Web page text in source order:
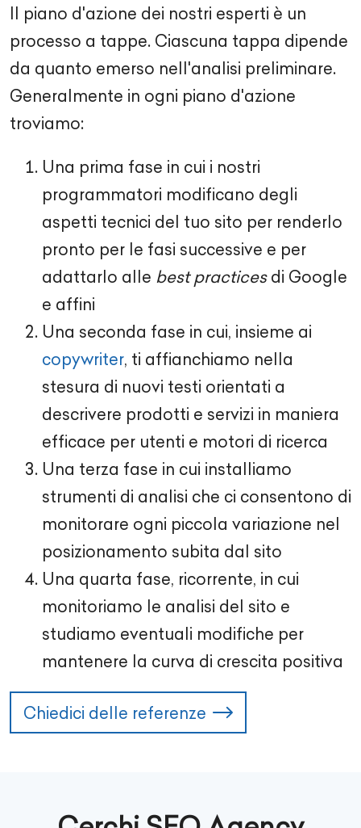
Il piano d'azione dei nostri esperti è un
processo a tappe. Ciascuna tappa dipende
da quanto emerso nell'analisi preliminare.
Generalmente in ogni piano d'azione
troviamo:
Una prima fase in cui i nostri
programmatori modificano degli
aspetti tecnici del tuo sito per renderlo
pronto per le fasi successive e per
adattarlo alle best practicesdi Google
e affini
Una seconda fase in cui, insieme ai
copywriter, ti affianchiamo nella
stesura di nuovi testi orientati a
descrivere prodotti e servizi in maniera
efficace per utenti e motori di ricerca
Una terza fase in cui installiamo
strumenti di analisi che ci consentono di
monitorare ogni piccola variazione nel
posizionamento subita dal sito
Una quarta fase, ricorrente, in cui
monitoriamo le analisi del sito e
studiamo eventuali modifiche per
mantenere la curva di crescita positiva
Chiedici delle referenze